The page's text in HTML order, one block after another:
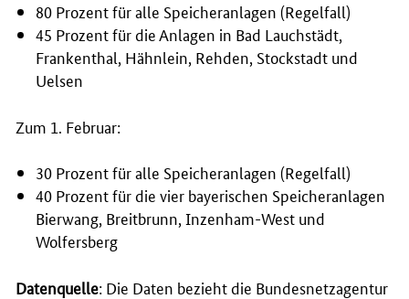
80 Prozent für alle Speicheranlagen (Regelfall)
45 Prozent für die Anlagen in Bad Lauchstädt,
Frankenthal, Hähnlein, Rehden, Stockstadt und
Uelsen
Zum 1. Februar:
30 Prozent für alle Speicheranlagen (Regelfall)
40 Prozent für die vier bayerischen Speicheranlagen
Bierwang, Breitbrunn, Inzenham-West und
Wolfersberg
Datenquelle: Die Daten bezieht die Bundesnetzagentur